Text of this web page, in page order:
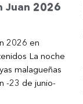
Juan 2026
2026 en
La noche
malagueñas
-23 de junio-